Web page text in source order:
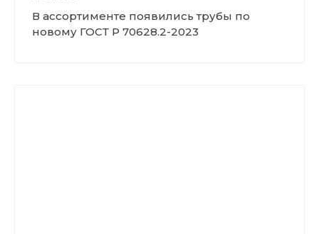
В ассортименте появились трубы по
новому ГОСТ Р 70628.2-2023